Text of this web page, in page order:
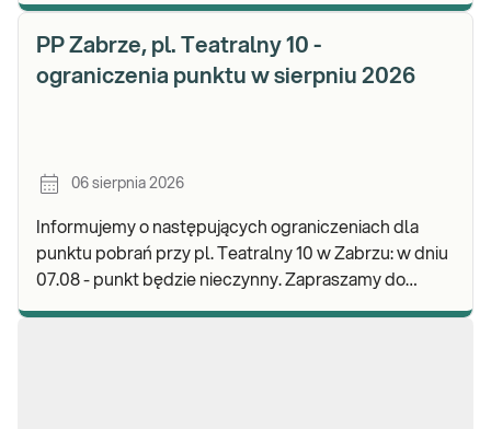
PP Zabrze, pl. Teatralny 10 -
ograniczenia punktu w sierpniu 2026
06 sierpnia 2026
Informujemy o następujących ograniczeniach dla
punktu pobrań przy pl. Teatralny 10 w Zabrzu: w dniu
07.08 - punkt będzie nieczynny. Zapraszamy do